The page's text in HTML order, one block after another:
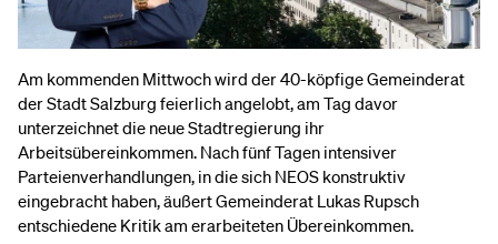
Am kommenden Mittwoch wird der 40-köpfige Gemeinderat
der Stadt Salzburg feierlich angelobt, am Tag davor
unterzeichnet die neue Stadtregierung ihr
Arbeitsübereinkommen. Nach fünf Tagen intensiver
Parteienverhandlungen, in die sich NEOS konstruktiv
eingebracht haben, äußert Gemeinderat Lukas Rupsch
entschiedene Kritik am erarbeiteten Übereinkommen.